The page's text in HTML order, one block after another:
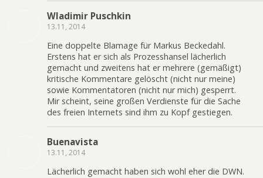
Wladimir Puschkin
13.11, 2014
Eine doppelte Blamage für Markus Beckedahl.
Erstens hat er sich als Prozesshansel lächerlich
gemacht und zweitens hat er mehrere (gemäßigt)
kritische Kommentare gelöscht (nicht nur meine)
sowie Kommentatoren (nicht nur mich) gesperrt.
Mir scheint, seine großen Verdienste für die Sache
des freien Internets sind ihm zu Kopf gestiegen.
Buenavista
13.11, 2014
Lächerlich gemacht haben sich wohl eher die DWN.